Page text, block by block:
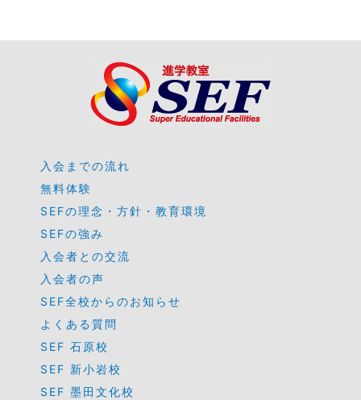
入会までの流れ
無料体験
SEFの理念・方針・教育環境
SEFの強み
入会者との交流
入会者の声
SEF全校からのお知らせ
よくある質問
SEF 石原校
SEF 新小岩校
SEF 墨田文化校